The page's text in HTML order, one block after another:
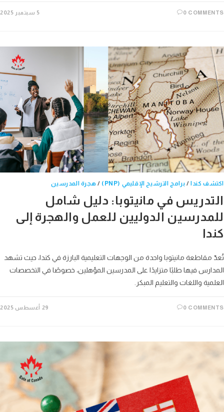
0
كندا /برامج الترشيح الإقليمي (PNP) /هجرة المدرسين
في مانيتوبا: دليل شامل
الدوليين للعمل والهجرة إلى
مانيتوبا واحدة من الوجهات التعليمية البارزة في كندا، حيث تشهد
فيها طلبًا متزايدًا على المدرسين المؤهلين، خصوصًا في التخصصات
واللغات والتعليم المبكر.
0